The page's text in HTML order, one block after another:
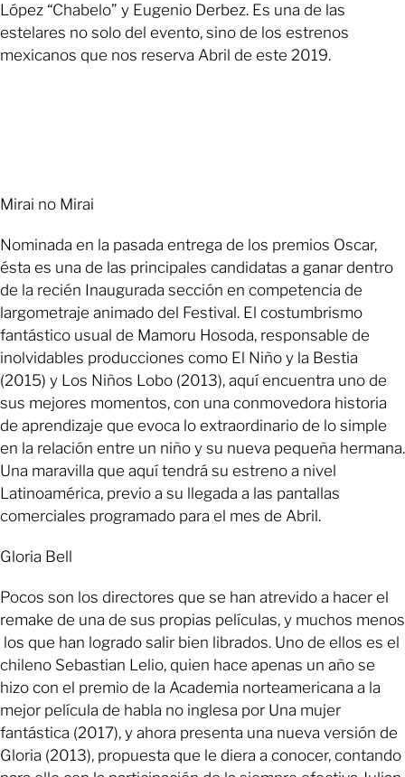
López “Chabelo” y Eugenio Derbez. Es una de las
estelares no solo del evento, sino de los estrenos
mexicanos que nos reserva Abril de este 2019.
Mirai no Mirai
Nominada en la pasada entrega de los premios Oscar,
ésta es una de las principales candidatas a ganar dentro
de la recién Inaugurada sección en competencia de
largometraje animado del Festival. El costumbrismo
fantástico usual de Mamoru Hosoda, responsable de
inolvidables producciones como El Niño y la Bestia
(2015) y Los Niños Lobo (2013), aquí encuentra uno de
sus mejores momentos, con una conmovedora historia
de aprendizaje que evoca lo extraordinario de lo simple
en la relación entre un niño y su nueva pequeña hermana.
Una maravilla que aquí tendrá su estreno a nivel
Latinoamérica, previo a su llegada a las pantallas
comerciales programado para el mes de Abril.
Gloria Bell
Pocos son los directores que se han atrevido a hacer el
remake de una de sus propias películas, y muchos menos
los que han logrado salir bien librados. Uno de ellos es el
chileno Sebastian Lelio, quien hace apenas un año se
hizo con el premio de la Academia norteamericana a la
mejor película de habla no inglesa por Una mujer
fantástica (2017), y ahora presenta una nueva versión de
Gloria (2013), propuesta que le diera a conocer, contando